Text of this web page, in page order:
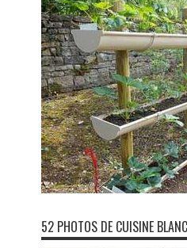
52 PHOTOS DE CUISINE